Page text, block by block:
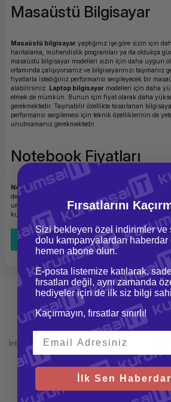
Masaüstü Bilgisayar
Masaüstü bilgisayar yaptığınız işe göre sizin için
haritalama, mühendislik programları ya da oldukça
masaüstü bilgisayar modelleri sizin için daha uygun
ortamında çalışıyorsanız ve bilgisayarınızı
fiyatlarla istediğiniz performansı sergileyecek bir
alabilirsiniz. Laptop bilgisayar modelleri için daha
etmek de mümkün. Bunun için fiyat olarak daha
gerekmektedir. Taşınabilir özellikte tasarlanan
performansı sergilemesi için teknik özelliklerinin de
unutmamanız gerekmektedir.
Notebook Fiyatları
Notebook fiyatları
tercih edeceğiniz bilgisayar
değişmektedir. Kalite ve marka unsurları bu noktada
unsur olmaktadır. Notebook fiyatları için belirleyici
kurları olmaktadır. Bu detaya dikkat etmek oldukça
Tüm Bloglar
Mağazadan Teslimat
İnternetten sipariş et ve mağazadan
teslim al
Fırsatlarını
Sizi bekleyen özel indirimler ve
dolu kampanyalardan haberdar
hemen abone olun.
E-posta listemize katılarak,
fırsatları değil, aynı zamanda
hediyeler için de ilk siz bilgi
Kaçırmayın, fırsatlar sınırlı!
İlk Sen